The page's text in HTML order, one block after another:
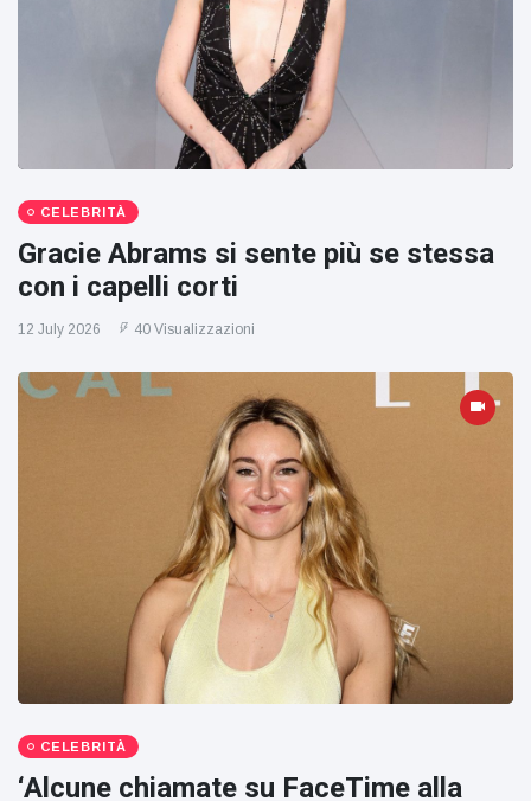
CELEBRITÀ
Gracie Abrams si sente più se stessa
con i capelli corti
12 July 2026 40 Visualizzazioni
CELEBRITÀ
‘Alcune chiamate su FaceTime alla